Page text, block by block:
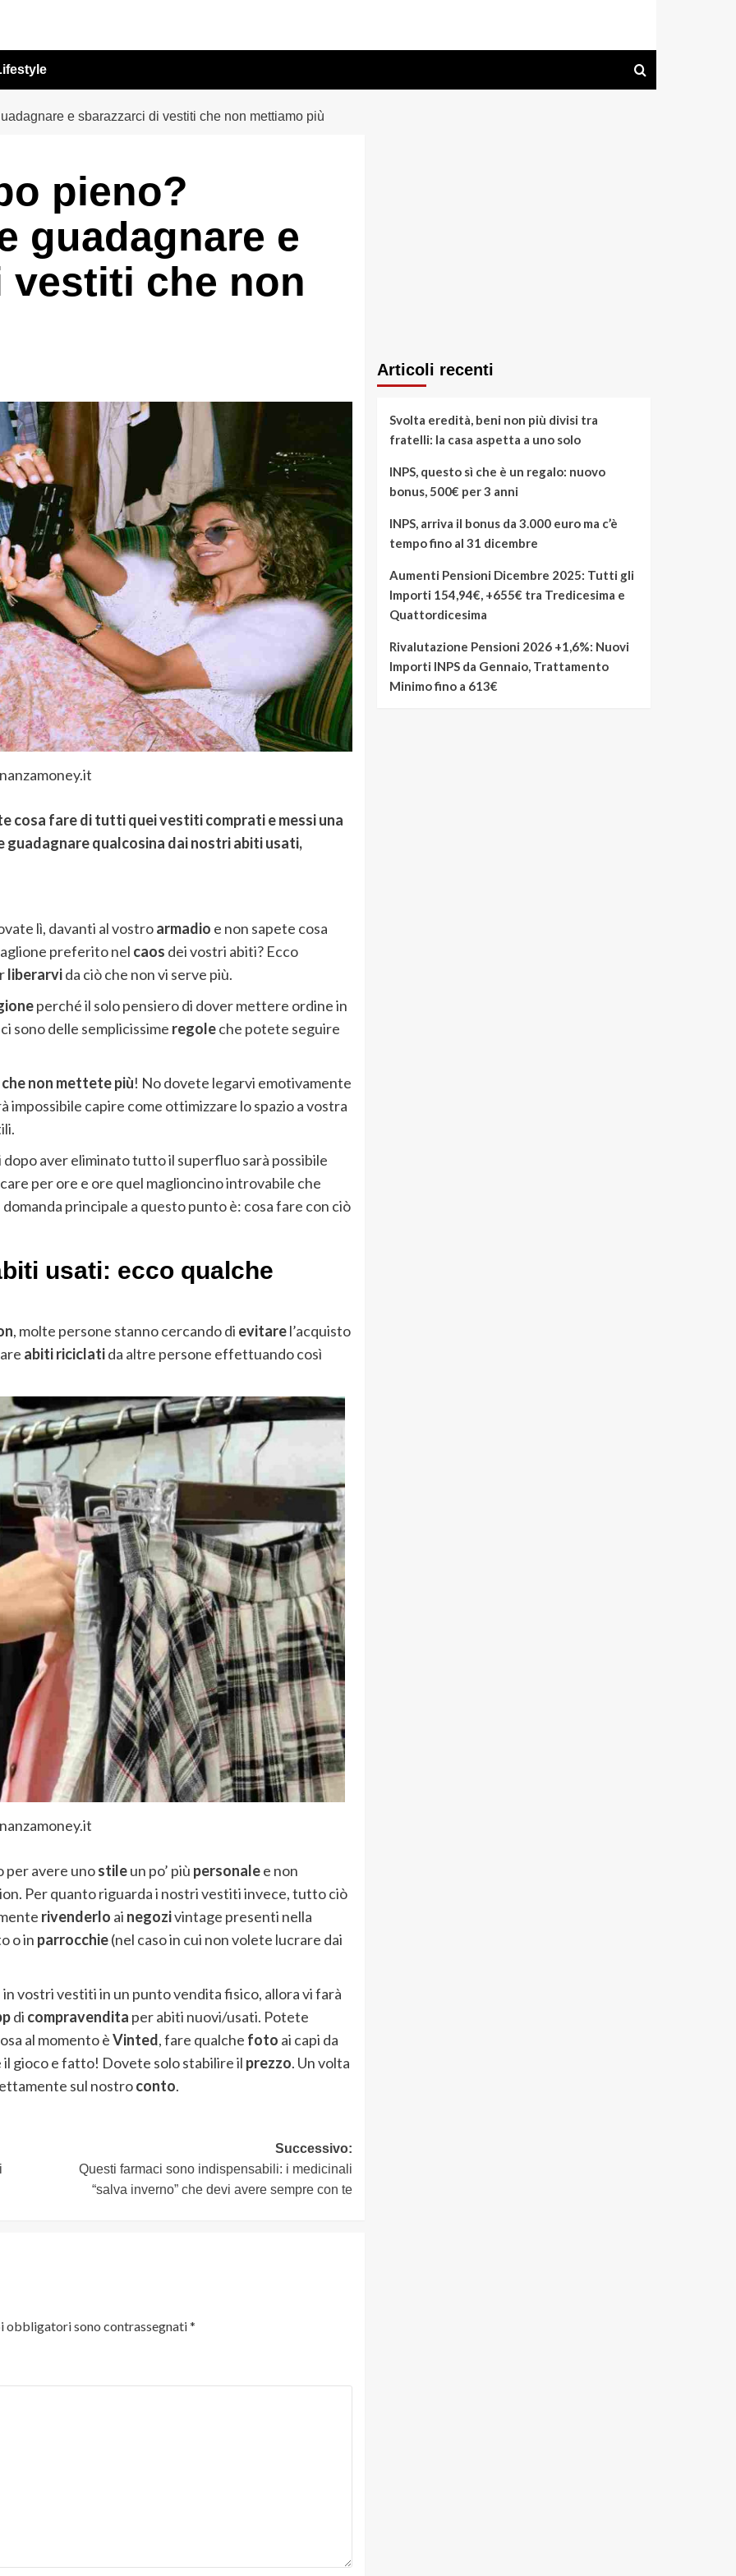
e sbarazzarci di vestiti che non mettiamo più
pieno?
guadagnare e
vestiti che non
cosa fare di tutti quei vestiti comprati e messi una
guadagnare qualcosina dai nostri abiti usati,
lì, davanti al vostroarmadio e non sapete cosa
preferito nel caos dei vostri abiti? Ecco
liberarvida ciò che non vi serve più.
perché il solo pensiero di dover mettere ordine in
sono delle semplicissime regoleche potete seguire
non mettete più! No dovete legarvi emotivamente
capire come ottimizzare lo spazio a vostra
dopo aver eliminato tutto il superfluo sarà possibile
per ore e ore quel maglioncino introvabile che
principale a questo punto è: cosa fare con ciò
usati: ecco qualche
, molte persone stanno cercando di evitarel’acquisto
abiti riciclatida altre persone effettuando così
per avere unostileun po’ più personalee non
Per quanto riguarda i nostri vestiti invece, tutto ciò
rivenderlo ai negozivintage presenti nella
o in parrocchie(nel caso in cui non volete lucrare dai
vostri vestiti in un punto vendita fisico, allora vi farà
di compravendita per abiti nuovi/usati. Potete
al momento èVinted, fare qualche foto ai capi da
gioco e fatto! Dovete solo stabilire il prezzo. Un volta
sul nostroconto.
Successivo:
Questi farmaci sono indispensabili: i medicinali
“salva inverno” che devi avere sempre con te
obbligatori sono contrassegnati*
Articoli recenti
Svolta eredità, beni non più divisi tra
fratelli: la casa aspetta a uno solo
INPS, questo sì che è un regalo: nuovo
bonus, 500€ per 3 anni
INPS, arriva il bonus da 3.000 euro ma c’è
tempo fino al 31 dicembre
Aumenti Pensioni Dicembre 2025: Tutti gli
Importi 154,94€, +655€ tra Tredicesima e
Quattordicesima
Rivalutazione Pensioni 2026 +1,6%: Nuovi
Importi INPS da Gennaio, Trattamento
Minimo fino a 613€